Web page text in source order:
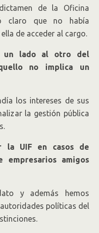
de la Oficina
claro que no había
de acceder al cargo.
un lado al otro del
no implica un
los intereses de sus
la gestión pública
la UIF en casos de
empresarios amigos
y además hemos
políticas del